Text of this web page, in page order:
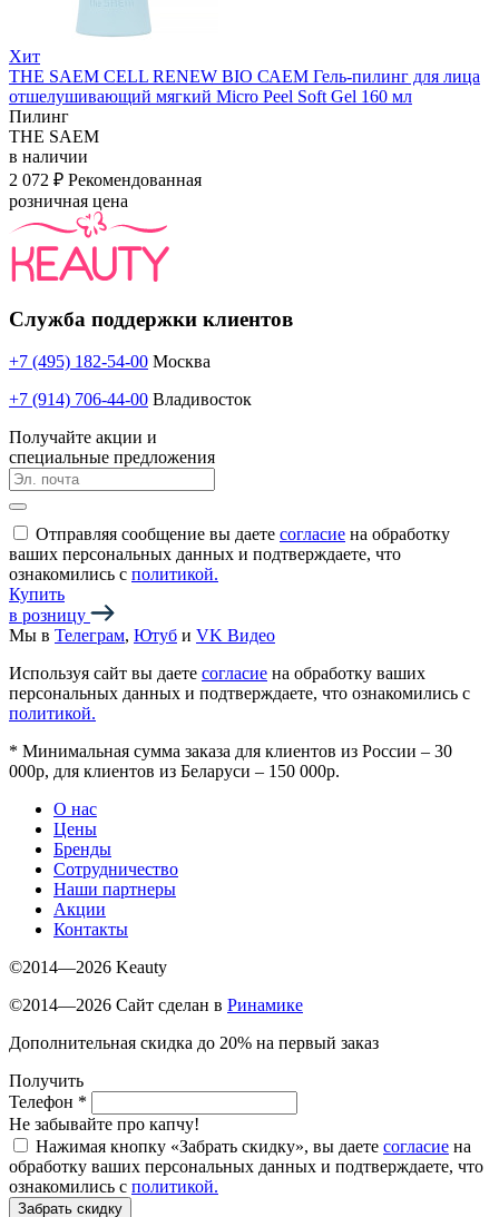
Хит
THE SAEM CELL RENEW BIO САЕМ Гель-пилинг для лица
отшелушивающий мягкий Micro Peel Soft Gel 160 мл
Пилинг
THE SAEM
в наличии
2 072 ₽ Рекомендованная
розничная цена
Служба поддержки клиентов
+7 (495) 182-54-00 Москва
+7 (914) 706-44-00 Владивосток
Получайте акции и
специальные предложения
Отправляя сообщение вы даете согласие на обработку
ваших персональных данных и подтверждаете, что
ознакомились с политикой.
Купить
в розницу
Мы в Телеграм, Ютуб и VK Видео
Используя сайт вы даете согласие на обработку ваших
персональных данных и подтверждаете, что ознакомились с
политикой.
* Минимальная сумма заказа для клиентов из России – 30
000р, для клиентов из Беларуси – 150 000р.
О нас
Цены
Бренды
Сотрудничество
Наши партнеры
Акции
Контакты
©2014—2026 Keauty
©2014—2026 Сайт сделан в Ринамике
Дополнительная скидка до 20% на первый заказ
Получить
Телефон *
Не забывайте про капчу!
Нажимая кнопку «Забрать скидку», вы даете согласие на
обработку ваших персональных данных и подтверждаете, что
ознакомились с политикой.
Забрать скидку